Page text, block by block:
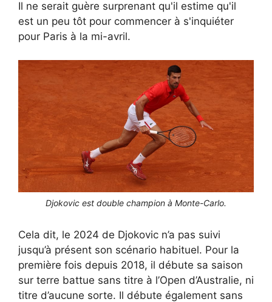
Il ne serait guère surprenant qu'il estime qu'il
est un peu tôt pour commencer à s'inquiéter
pour Paris à la mi-avril.
Djokovic est double champion à Monte-Carlo.
Cela dit, le 2024 de Djokovic n’a pas suivi
jusqu’à présent son scénario habituel. Pour la
première fois depuis 2018, il débute sa saison
sur terre battue sans titre à l’Open d’Australie, ni
titre d’aucune sorte. Il débute également sans